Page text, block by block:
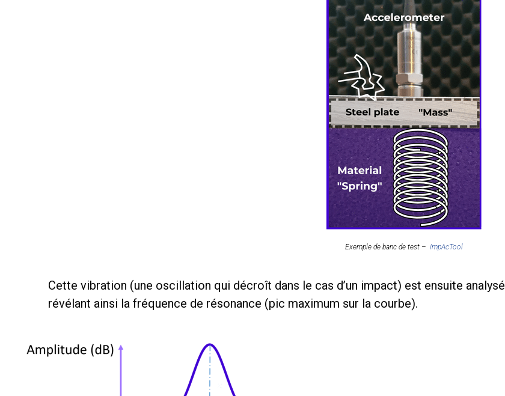
Exemple de banc de test – ImpAcTool
Cette vibration (une oscillation qui décroît dans le cas d’un impact) est ensuite
révélant ainsi la fréquence de résonance (pic maximum sur la courbe).